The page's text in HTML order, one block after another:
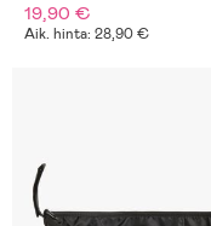
19,90 €
Aik. hinta: 28,90 €